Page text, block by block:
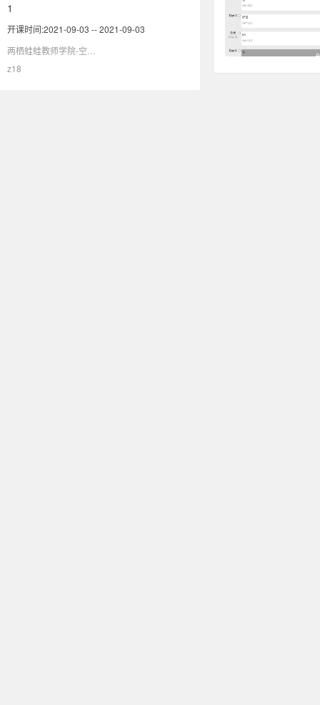
1
开课时间:2021-09-03 -- 2021-09-03
z18